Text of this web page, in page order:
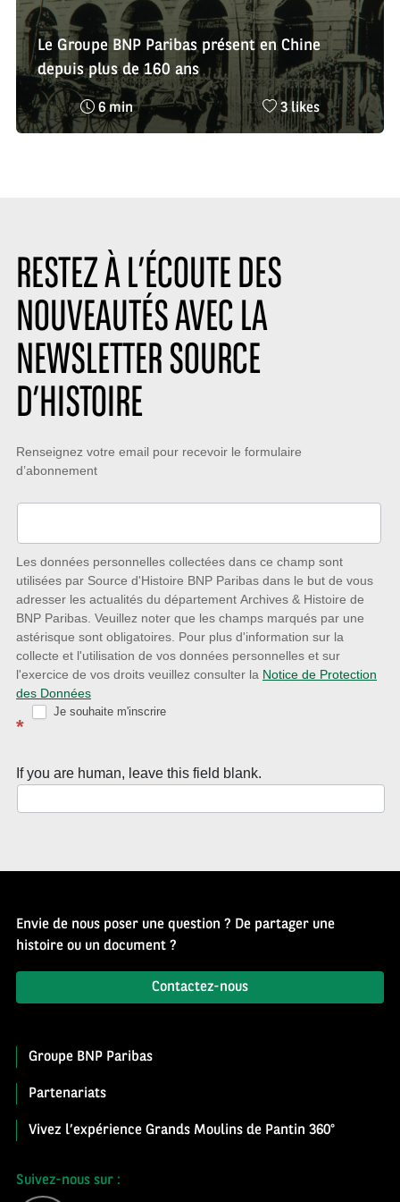
Le Groupe BNP Paribas présent en Chine
depuis plus de 160 ans
Temps
de
6 min
Nombre
de
3 likes
RESTEZ À L’ÉCOUTE DES
NOUVEAUTÉS AVEC LA
NEWSLETTER SOURCE
D’HISTOIRE
Restez
à
l’écoute
nouveautés
avec
la
Newsletter
Source
d’Histoire
Renseignez votre email pour recevoir le formulaire
d’abonnement
Les données personnelles collectées dans ce champ sont
utilisées par Source d'Histoire BNP Paribas dans le but de vous
adresser les actualités du département Archives & Histoire de
BNP Paribas. Veuillez noter que les champs marqués par une
astérisque sont obligatoires. Pour plus d'information sur la
collecte et l'utilisation de vos données personnelles et sur
l'exercice de vos droits veuillez consulter la Notice de Protection
des Données
*
Je souhaite m'inscrire
If you are human, leave this field blank.
Envie de nous poser une question ? De partager une
histoire ou un document ?
Contactez-nous
Groupe BNP Paribas
Partenariats
Vivez l’expérience Grands Moulins de Pantin 360°
Suivez-nous sur :